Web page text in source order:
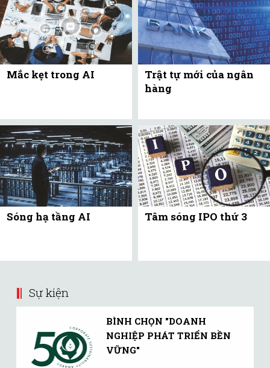
Mắc kẹt trong AI
Trật tự mới của ngân
hàng
Sóng hạ tầng AI Tâm sóng IPO thứ 3
Sự kiện
BÌNH CHỌN "DOANH
NGHIỆP PHÁT TRIỂN BỀN
VỮNG"